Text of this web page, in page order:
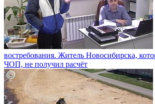
востребования. Житель Новосибирска,
ЧОП, не получил расчёт